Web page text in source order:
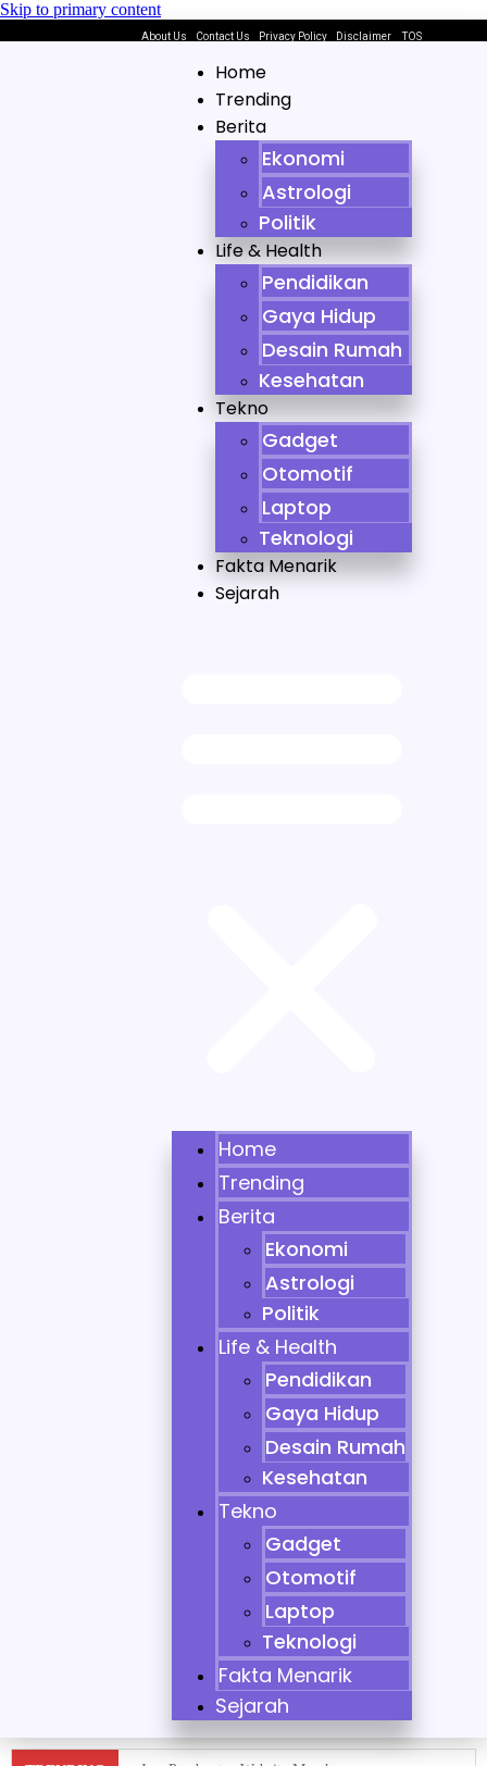
Skip to primary content
About Us Contact Us Privacy Policy DisclaimerTOS
Home
Trending
Berita
Ekonomi
Astrologi
Politik
Life & Health
Pendidikan
Gaya Hidup
Desain Rumah
Kesehatan
Tekno
Gadget
Otomotif
Laptop
Teknologi
Fakta Menarik
Sejarah
Home
Trending
Berita
Ekonomi
Astrologi
Politik
Life & Health
Pendidikan
Gaya Hidup
Desain Rumah
Kesehatan
Tekno
Gadget
Otomotif
Laptop
Teknologi
Fakta Menarik
Sejarah